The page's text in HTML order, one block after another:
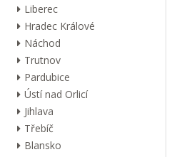
Liberec
Hradec Králové
Náchod
Trutnov
Pardubice
Ústí nad Orlicí
Jihlava
Třebíč
Blansko